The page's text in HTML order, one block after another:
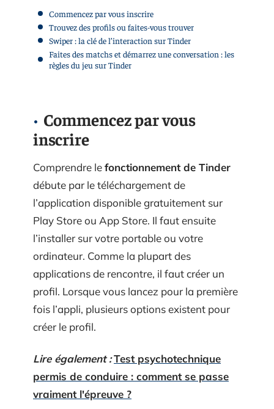
Commencez par vous inscrire
Trouvez des profils ou faites-vous trouver
Swiper : la clé de l’interaction sur Tinder
Faites des matchs et démarrez une conversation : les
règles du jeu sur Tinder
Commencez par vous
inscrire
Comprendre lefonctionnement de Tinder
débute par le téléchargement de
l’application disponible gratuitement sur
Play Store ou App Store. Il faut ensuite
l’installer sur votre portable ou votre
ordinateur. Comme la plupart des
applications de rencontre, il faut créer un
profil. Lorsque vous lancez pour la première
fois l’appli, plusieurs options existent pour
créer le profil.
Lire également :Test psychotechnique
permis de conduire : comment se passe
vraiment l'épreuve ?